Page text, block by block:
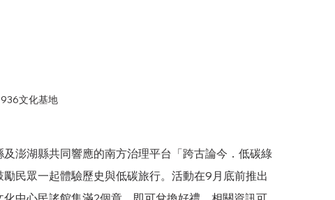
文化基地
澎湖縣共同響應的南方治理平台「跨古論今．低碳綠
民眾一起體驗歷史與低碳旅行。活動在9月底前推出